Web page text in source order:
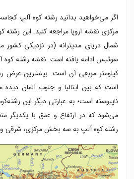
اگر می‌خواهید بدانید رشته کوه آلپ
شمال دریای مدیترانه (در نزدیکی کشور
است که بین ایتالیا و جنوب آلمان
ناپیوسته است؛ به عبارتی دیگر این
می‌شود که در ارتفاع و عمق با یکدیگر
رشته کوه آلپ به سه بخش مرکزی، شرقی